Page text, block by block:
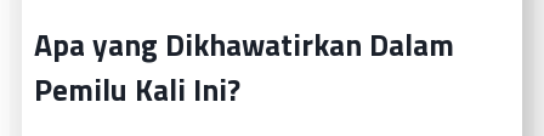
Apa yang Dikhawatirkan Dalam
Pemilu Kali Ini?